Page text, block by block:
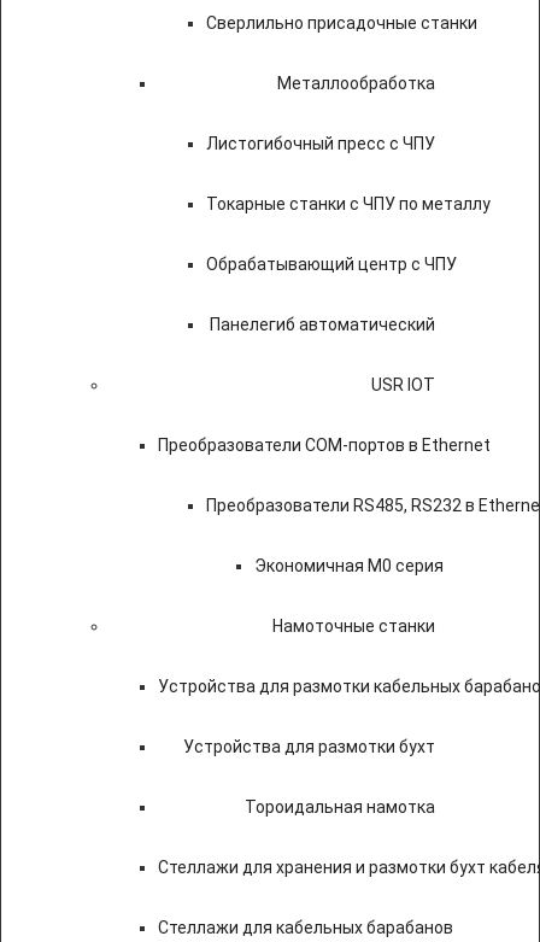
Сверлильно присадочные станки
Металлообработка
Листогибочный пресс с ЧПУ
Токарные станки с ЧПУ по металлу
Обрабатывающий центр с ЧПУ
Панелегиб автоматический
USR IOT
Преобразователи COM-портов в Ethernet
Преобразователи RS485, RS232 в
Экономичная M0 серия
Намоточные станки
Устройства для размотки кабельных
Устройства для размотки бухт
Тороидальная намотка
Стеллажи для хранения и размотки бухт
Стеллажи для кабельных барабанов